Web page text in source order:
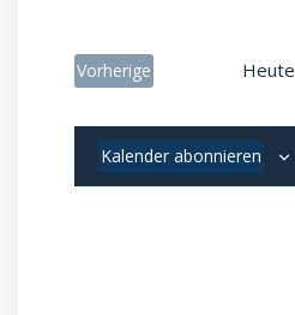
Vorherige
Heute
Kalender abonnieren